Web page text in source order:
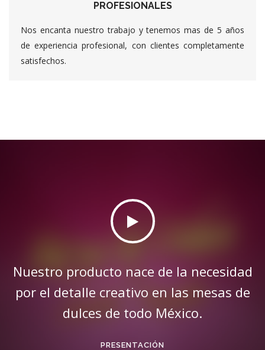
PROFESIONALES
Nos encanta nuestro trabajo y tenemos mas de 5 años
de experiencia profesional, con clientes completamente
satisfechos.
Nuestro producto nace de la necesidad
por el detalle creativo en las mesas de
dulces de todo México.
PRESENTACIÓN